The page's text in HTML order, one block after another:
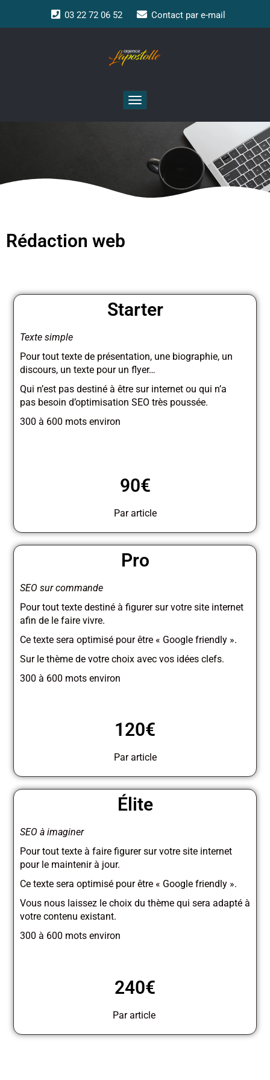
03 22 72 06 52 Contact par e-mail
Toggle
navigation
Rédaction web
Starter
Texte simple
Pour tout texte de présentation, une biographie, un
discours, un texte pour un flyer…
Qui n’est pas destiné à être sur internet ou qui n’a
pas besoin d’optimisation SEO très poussée.
300 à 600 mots environ
90€
Par article
Pro
SEO sur commande
Pour tout texte destiné à figurer sur votre site internet
afin de le faire vivre.
Ce texte sera optimisé pour être « Google friendly ».
Sur le thème de votre choix avec vos idées clefs.
300 à 600 mots environ
120€
Par article
Élite
SEO à imaginer
Pour tout texte à faire figurer sur votre site internet
pour le maintenir à jour.
Ce texte sera optimisé pour être « Google friendly ».
Vous nous laissez le choix du thème qui sera adapté à
votre contenu existant.
300 à 600 mots environ
240€
Par article